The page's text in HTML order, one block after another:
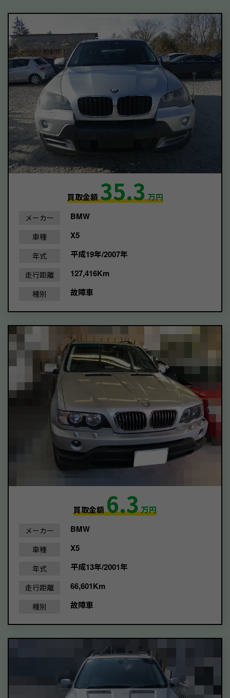
買取金額35.3万円
メーカー BMW
車種 X5
年式 平成19年/2007年
走行距離 127,416Km
種別 故障車
買取金額6.3万円
メーカー BMW
車種 X5
年式 平成13年/2001年
走行距離 66,601Km
種別 故障車